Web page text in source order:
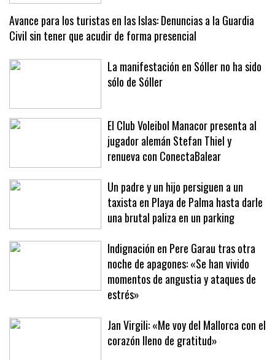
Avance para los turistas en las Islas: Denuncias a la Guardia
Civil sin tener que acudir de forma presencial
La manifestación en Sóller no ha sido
El Club Voleibol Manacor presenta al
jugador alemán Stefan Thiel y
renueva con ConectaBalear
Un padre y un hijo persiguen a un
taxista en Playa de Palma hasta darle
una brutal paliza en un parking
Indignación en Pere Garau tras otra
noche de apagones: «Se han vivido
momentos de angustia y ataques de
estrés»
Jan Virgili: «Me voy del Mallorca con el